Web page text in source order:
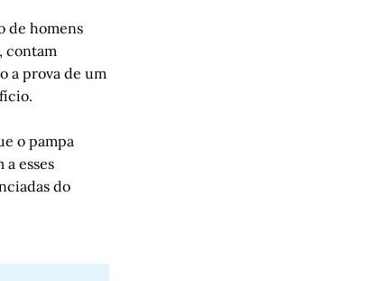
de homens
contam
a prova de um
o pampa
esses
do